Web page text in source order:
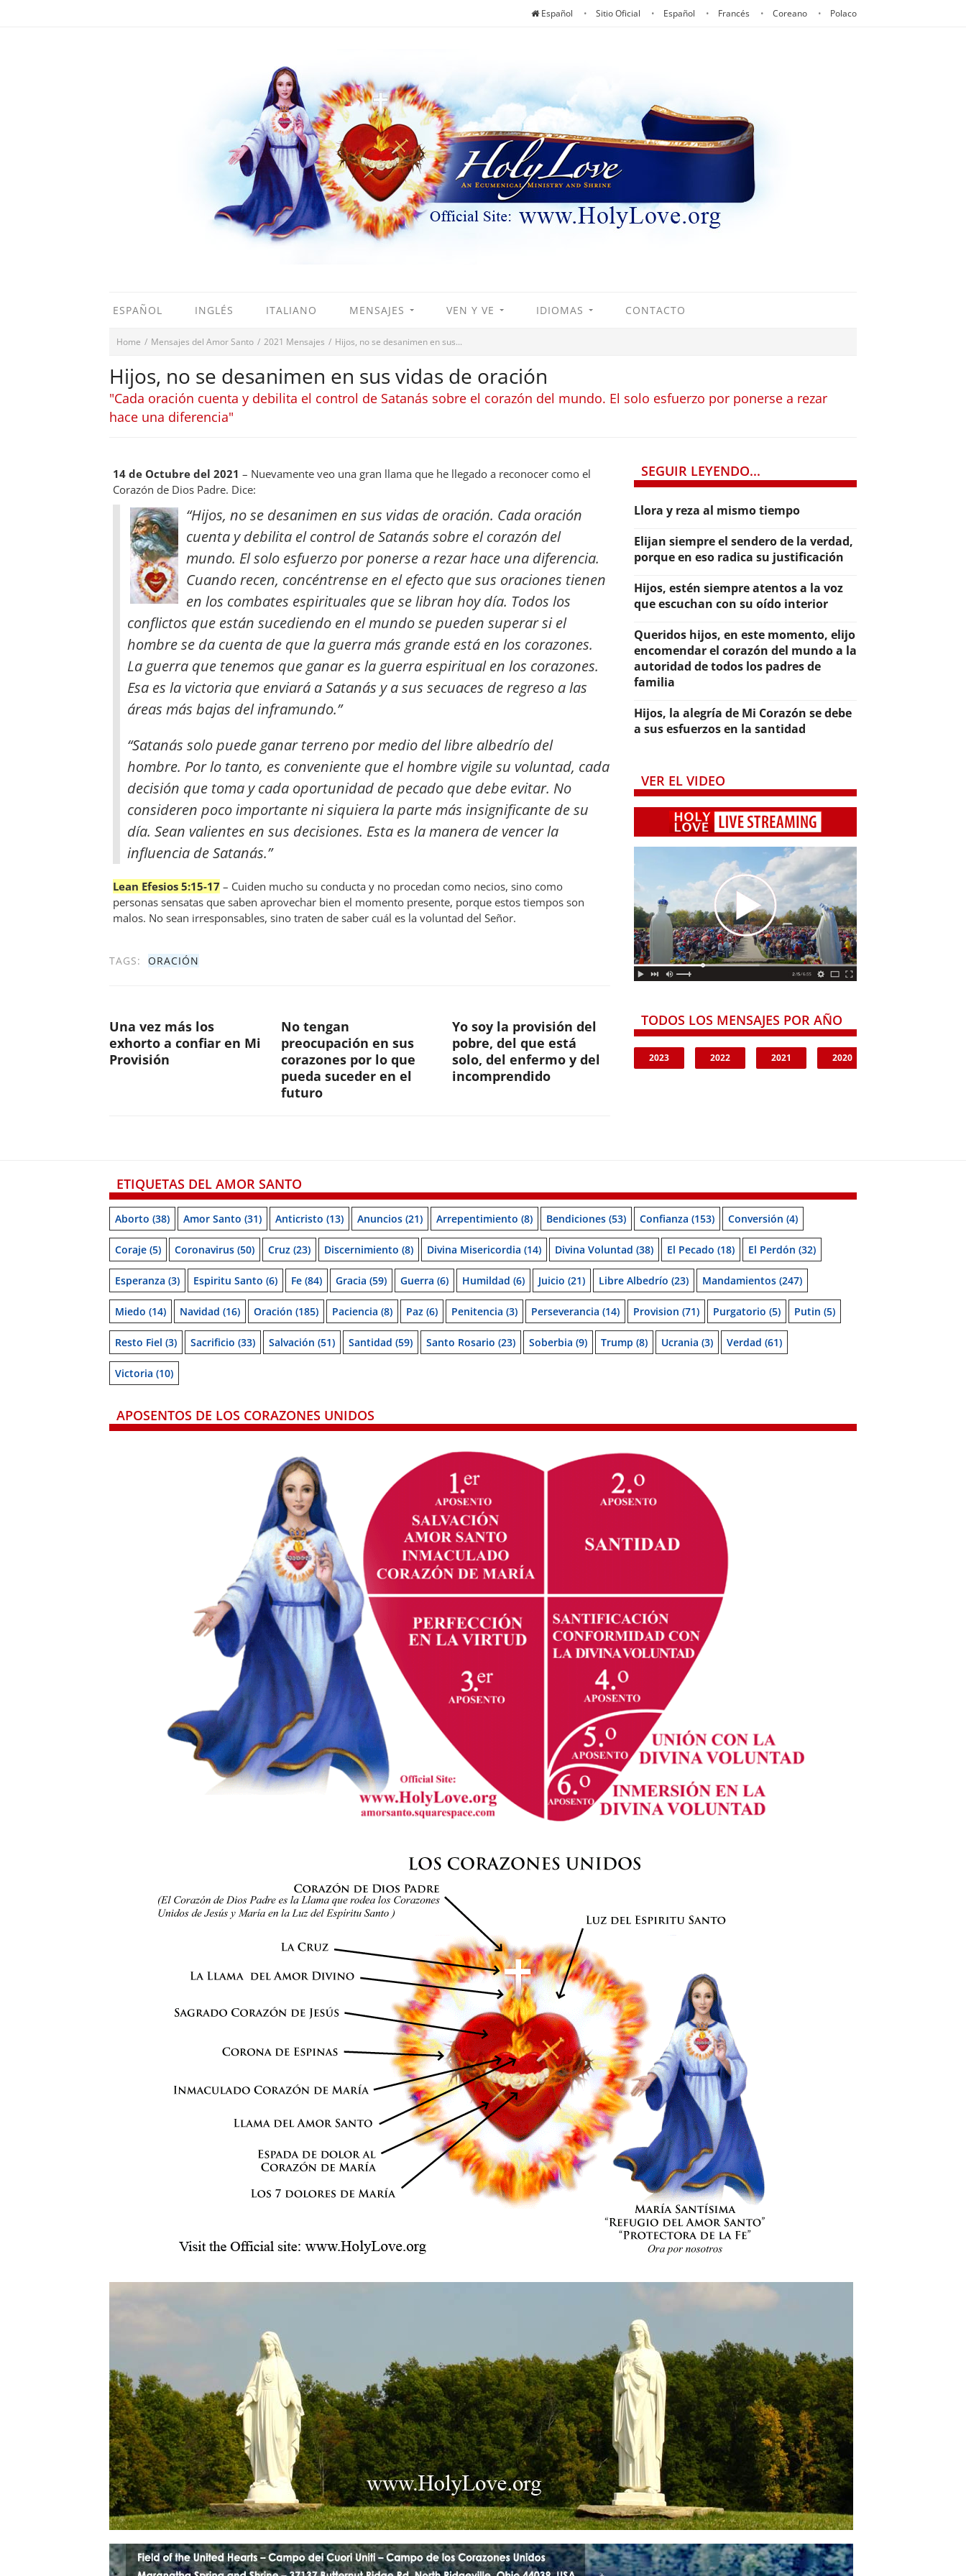
Español Sitio Oficial Español Francés Coreano Polaco
ESPAÑOL INGLÉS ITALIANO MENSAJES VEN Y VE IDIOMAS CONTACTO
Home / Mensajes del Amor Santo / 2021 Mensajes / Hijos, no se desanimen en sus...
Hijos, no se desanimen en sus vidas de oración
"Cada oración cuenta y debilita el control de Satanás sobre el corazón del mundo. El solo esfuerzo por ponerse a rezar
hace una diferencia"
14 de Octubre del 2021 – Nuevamente veo una gran llama que he llegado a reconocer como el
Corazón de Dios Padre. Dice:
“Hijos, no se desanimen en sus vidas de oración. Cada oración
cuenta y debilita el control de Satanás sobre el corazón del
mundo. El solo esfuerzo por ponerse a rezar hace una diferencia.
Cuando recen, concéntrense en el efecto que sus oraciones tienen
en los combates espirituales que se libran hoy día. Todos los
conflictos que están sucediendo en el mundo se pueden superar si el
hombre se da cuenta de que la guerra más grande está en los corazones.
La guerra que tenemos que ganar es la guerra espiritual en los corazones.
Esa es la victoria que enviará a Satanás y a sus secuaces de regreso a las
áreas más bajas del inframundo.”
“Satanás solo puede ganar terreno por medio del libre albedrío del
hombre. Por lo tanto, es conveniente que el hombre vigile su voluntad, cada
decisión que toma y cada oportunidad de pecado que debe evitar. No
consideren poco importante ni siquiera la parte más insignificante de su
día. Sean valientes en sus decisiones. Esta es la manera de vencer la
influencia de Satanás.”
Lean Efesios 5:15-17 – Cuiden mucho su conducta y no procedan como necios, sino como
personas sensatas que saben aprovechar bien el momento presente, porque estos tiempos son
malos. No sean irresponsables, sino traten de saber cuál es la voluntad del Señor.
TAGS: ORACIÓN
Una vez más los
exhorto a confiar en Mi
Provisión
No tengan
preocupación en sus
corazones por lo que
pueda suceder en el
futuro
Yo soy la provisión del
pobre, del que está
solo, del enfermo y del
incomprendido
SEGUIR LEYENDO...
Llora y reza al mismo tiempo
Elijan siempre el sendero de la verdad,
porque en eso radica su justificación
Hijos, estén siempre atentos a la voz
que escuchan con su oído interior
Queridos hijos, en este momento, elijo
encomendar el corazón del mundo a la
autoridad de todos los padres de
familia
Hijos, la alegría de Mi Corazón se debe
a sus esfuerzos en la santidad
VER EL VIDEO
TODOS LOS MENSAJES POR AÑO
2023 2022 2021 2020
ETIQUETAS DEL AMOR SANTO
Aborto (38) Amor Santo (31) Anticristo (13) Anuncios (21) Arrepentimiento (8) Bendiciones (53) Confianza (153) Conversión (4)
Coraje (5) Coronavirus (50) Cruz (23) Discernimiento (8) Divina Misericordia (14) Divina Voluntad (38) El Pecado (18) El Perdón (32)
Esperanza (3) Espiritu Santo (6) Fe (84) Gracia (59) Guerra (6) Humildad (6) Juicio (21) Libre Albedrío (23) Mandamientos (247)
Miedo (14) Navidad (16) Oración (185) Paciencia (8) Paz (6) Penitencia (3) Perseverancia (14) Provision (71) Purgatorio (5) Putin (5)
Resto Fiel (3) Sacrificio (33) Salvación (51) Santidad (59) Santo Rosario (23) Soberbia (9) Trump (8) Ucrania (3) Verdad (61)
Victoria (10)
APOSENTOS DE LOS CORAZONES UNIDOS